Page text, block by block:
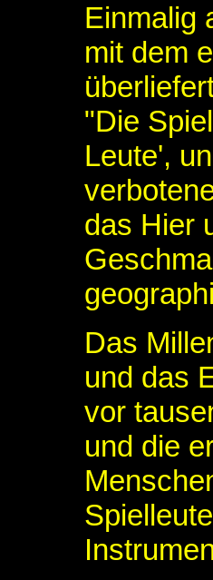
Einmalig
mit dem
"Die
Leute',
das Hier
Das
und das
vor
und die